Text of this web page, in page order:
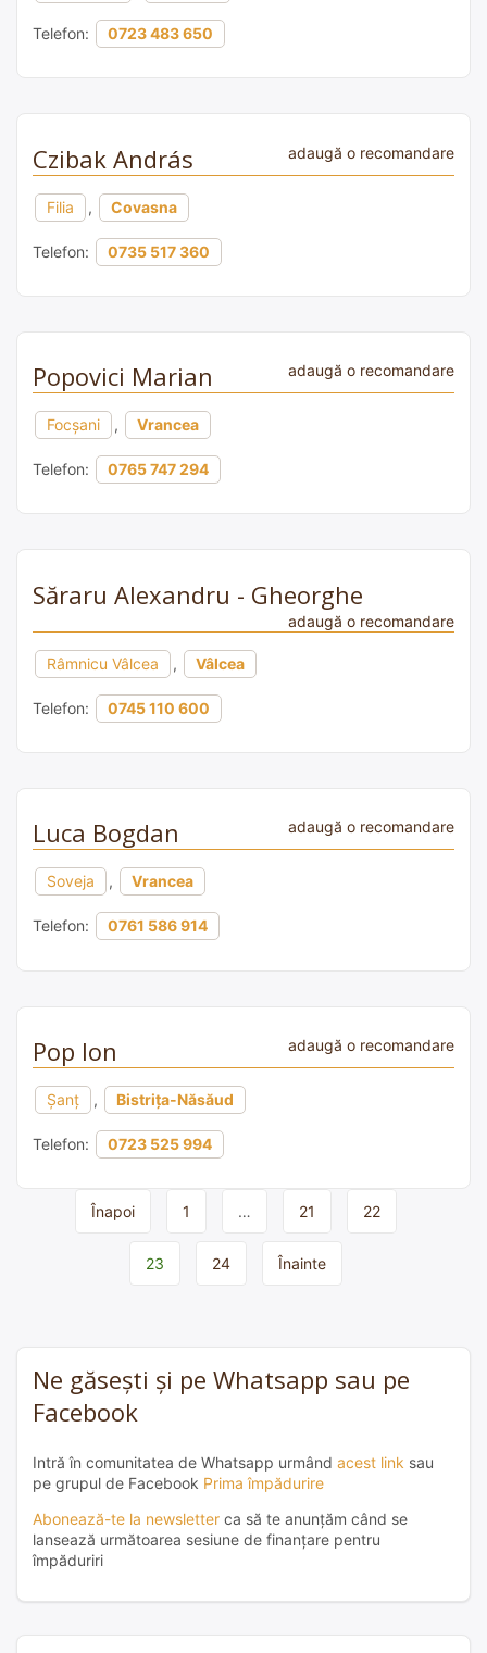
Telefon: 0723 483 650
Czibak András adaugă o recomandare
Filia , Covasna
Telefon: 0735 517 360
Popovici Marian adaugă o recomandare
Focșani , Vrancea
Telefon: 0765 747 294
Săraru Alexandru - Gheorghe
adaugă o recomandare
Râmnicu Vâlcea , Vâlcea
Telefon: 0745 110 600
Luca Bogdan adaugă o recomandare
Soveja , Vrancea
Telefon: 0761 586 914
Pop Ion adaugă o recomandare
Şanţ , Bistrița-Năsăud
Telefon: 0723 525 994
PageÎnapoi 1 … 21 22
23 24 Înainte
Ne găsești și pe Whatsapp sau pe
Facebook
Intră în comunitatea de Whatsapp urmând acest link sau
pe grupul de Facebook Prima împădurire
Abonează-te la newsletter ca să te anunțăm când se
lansează următoarea sesiune de finanțare pentru
împăduriri